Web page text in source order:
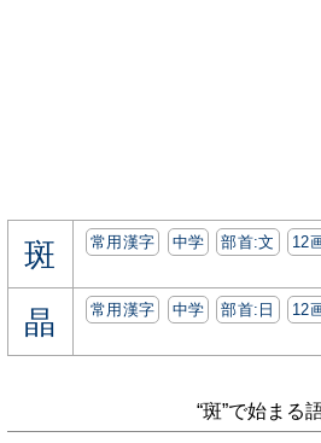
斑 常用漢字 中学 部首:⽂ 12
晶 常用漢字 中学 部首:⽇ 12
“斑”で始まる